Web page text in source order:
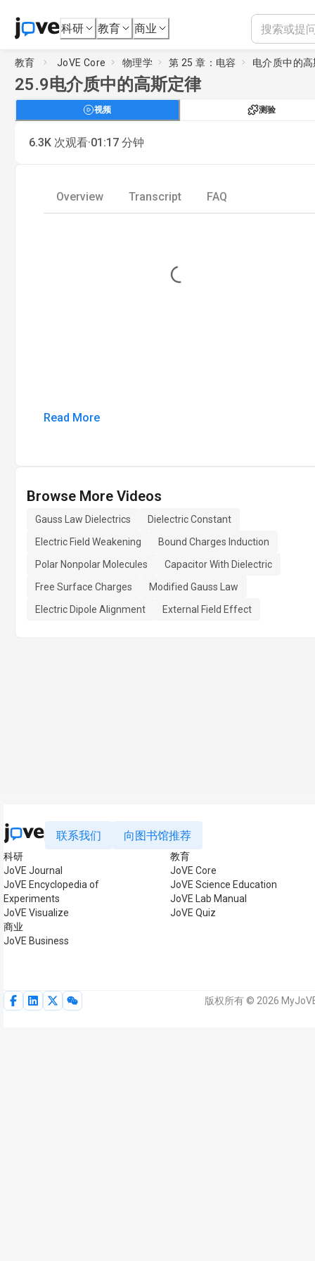
科研 教育 商业
教育 JoVE Core 物理学 第 25 章：电容 电介质中的
25.9电介质中的高斯定律
视频 测验
6.3K 次观看·01:17 分钟
Overview Transcript FAQ
Loading...
Read More
Browse More Videos
Gauss Law Dielectrics
Dielectric Constant
Electric Field Weakening
Bound Charges Induction
Polar Nonpolar Molecules
Capacitor With Dielectric
Free Surface Charges
Modified Gauss Law
Electric Dipole Alignment
External Field Effect
联系我们 向图书馆推荐
科研
JoVE Journal
JoVE Encyclopedia of
Experiments
JoVE Visualize
商业
JoVE Business
教育
JoVE Core
JoVE Science Education
JoVE Lab Manual
JoVE Quiz
版权所有 © 2026